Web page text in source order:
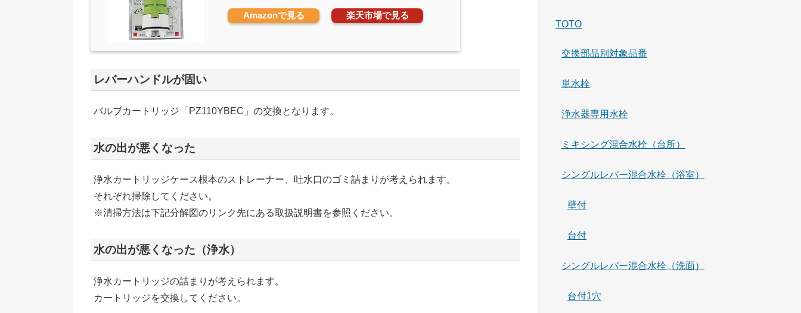
Amazonで見る 楽天市場で見る
レバーハンドルが固い
バルブカートリッジ「PZ110YBEC」の交換となります。
水の出が悪くなった
浄水カートリッジケース根本のストレーナー、吐水口のゴミ詰まりが考えられます。
それぞれ掃除してください。
※清掃方法は下記分解図のリンク先にある取扱説明書を参照ください。
水の出が悪くなった（浄水）
浄水カートリッジの詰まりが考えられます。
カートリッジを交換してください。
TOTO
交換部品別対象品番
単水栓
浄水器専用水栓
ミキシング混合水栓（台所）
シングルレバー混合水栓（浴室）
壁付
台付
シングルレバー混合水栓（洗面）
台付1穴